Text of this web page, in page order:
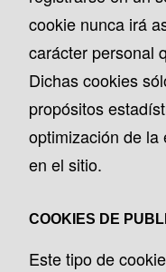
cookie nunca irá
carácter personal
Dichas cookies
propósitos
optimización de la
en el sitio.
COOKIES DE
Este tipo de